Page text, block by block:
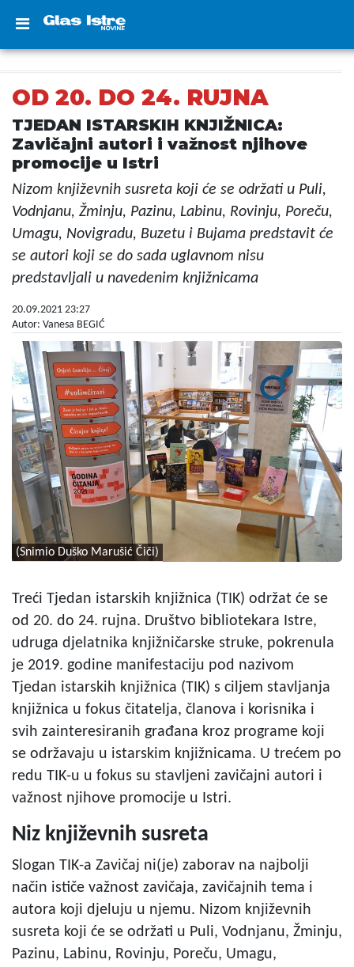
OD 20. DO 24. RUJNA
TJEDAN ISTARSKIH KNJIŽNICA:
Zavičajni autori i važnost njihove
promocije u Istri
Nizom književnih susreta koji će se održati u Puli,
Vodnjanu, Žminju, Pazinu, Labinu, Rovinju, Poreču,
Umagu, Novigradu, Buzetu i Bujama predstavit će
se autori koji se do sada uglavnom nisu
predstavljali u navedenim knjižnicama
20.09.2021 23:27
Autor: Vanesa BEGIĆ
(Snimio Duško Marušić Čiči)
Treći Tjedan istarskih knjižnica (TIK) održat će se
od 20. do 24. rujna. Društvo bibliotekara Istre,
udruga djelatnika knjižničarske struke, pokrenula
je 2019. godine manifestaciju pod nazivom
Tjedan istarskih knjižnica (TIK) s ciljem stavljanja
knjižnica u fokus čitatelja, članova i korisnika i
svih zainteresiranih građana kroz programe koji
se održavaju u istarskim knjižnicama. U trećem po
redu TIK-u u fokus su stavljeni zavičajni autori i
važnost njihove promocije u Istri.
Niz književnih susreta
Slogan TIK-a Zavičaj ni(je) zaborav na najbolji
način ističe važnost zavičaja, zavičajnih tema i
autora koji djeluju u njemu. Nizom književnih
susreta koji će se održati u Puli, Vodnjanu, Žminju,
Pazinu, Labinu, Rovinju, Poreču, Umagu,